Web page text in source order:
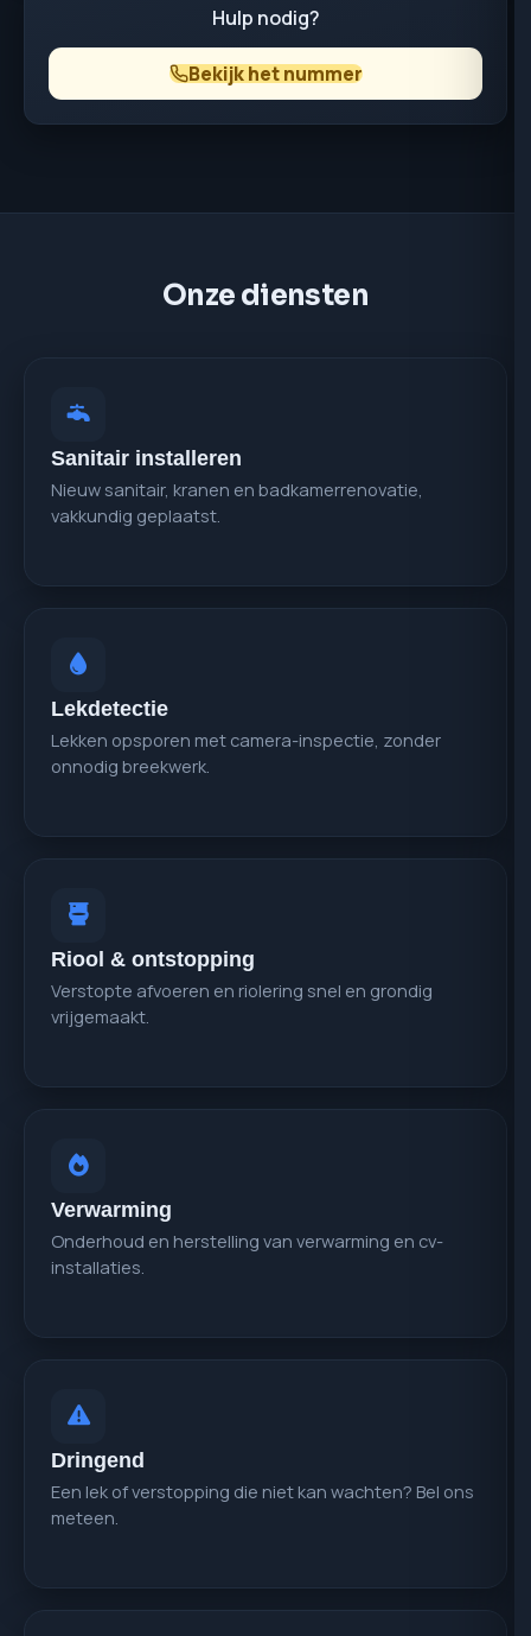
Hulp nodig?
Bekijk het nummer
Onze diensten
Sanitair installeren
Nieuw sanitair, kranen en badkamerrenovatie,
vakkundig geplaatst.
Lekdetectie
Lekken opsporen met camera-inspectie, zonder
onnodig breekwerk.
Riool & ontstopping
Verstopte afvoeren en riolering snel en grondig
vrijgemaakt.
Verwarming
Onderhoud en herstelling van verwarming en cv-
installaties.
Dringend
Een lek of verstopping die niet kan wachten? Bel ons
meteen.